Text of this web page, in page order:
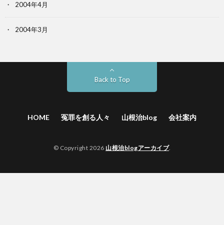
2004年4月
2004年3月
Back to Top
HOME 冤罪を創る人々 山根治blog 会社案内
© Copyright 2026 山根治blogアーカイブ.